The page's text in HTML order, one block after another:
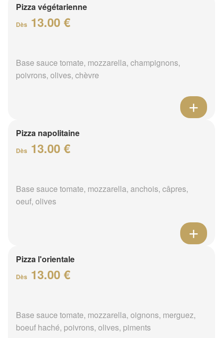
Pizza végétarienne
Dès 13.00 €
Base sauce tomate, mozzarella, champignons,
poivrons, olives, chèvre
Pizza napolitaine
Dès 13.00 €
Base sauce tomate, mozzarella, anchois, câpres,
oeuf, olives
Pizza l'orientale
Dès 13.00 €
Base sauce tomate, mozzarella, oignons, merguez,
boeuf haché, poivrons, olives, piments